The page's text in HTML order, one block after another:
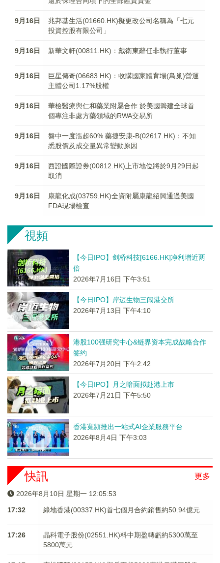
9月16日
兆邦基生活(01660.HK)擬更改公司名稱為「七元
投資控股有限公司」
9月16日 新華文軒(00811.HK)：戴衛東辭任非執行董事
9月16日
巨星傳奇(06683.HK)：收購國家體育場(鳥巢)營運
主體公司1.17%股權
9月16日
華檢醫療與仁和藥業附屬合作 於美國籌建全球首
個專注非處方藥領域的RWA交易所
9月16日
盤中一度漲超60% 藥捷安康-B(02617.HK)：不知
悉股價及成交量異常變動原因
9月16日
西證國際證券(00812.HK)上市地位將於9月29日起
取消
9月16日
康龍化成(03759.HK)全資附屬康龍紹興通過美國
FDA現場檢查
視頻
【今日IPO】剑桥科技[6166.HK]净利增近两
倍
2026年7月16日 下午3:51
【今日IPO】岸迈生物三闯港交所
2026年7月13日 下午4:10
港股100强研究中心&链界资本完成战略合作
签约
2026年7月20日 下午2:42
【今日IPO】月之暗面拟赴港上市
2026年7月21日 下午5:50
香港寬頻推出一站式AI企業服務平台
2026年8月4日 下午3:03
更多
快訊
2026年8月10日 星期一 12:05:54
17:32 綠地香港(00337.HK)首七個月合約銷售約50.94億元
17:26
晶科電子股份(02551.HK)料中期盈轉虧約5300萬至
5800萬元